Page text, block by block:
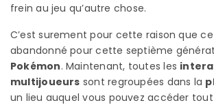
frein au jeu qu’autre chose.
C’est surement pour cette raison que
abandonné pour cette septième
Pokémon. Maintenant, toutes les
multijoueurs sont regroupées dans la
un lieu auquel vous pouvez accéder